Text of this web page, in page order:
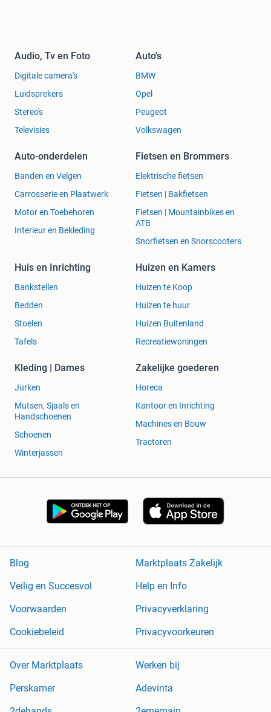
Audio, Tv en Foto
Digitale camera's
Luidsprekers
Stereo's
Televisies
Auto's
BMW
Opel
Peugeot
Volkswagen
Auto-onderdelen
Banden en Velgen
Carrosserie en Plaatwerk
Motor en Toebehoren
Interieur en Bekleding
Fietsen en Brommers
Elektrische fietsen
Fietsen | Bakfietsen
Fietsen | Mountainbikes en
ATB
Snorfietsen en Snorscooters
Huis en Inrichting
Bankstellen
Bedden
Stoelen
Tafels
Huizen en Kamers
Huizen te Koop
Huizen te huur
Huizen Buitenland
Recreatiewoningen
Kleding | Dames
Jurken
Mutsen, Sjaals en
Handschoenen
Schoenen
Winterjassen
Zakelijke goederen
Horeca
Kantoor en Inrichting
Machines en Bouw
Tractoren
Blog
Marktplaats Zakelijk
Veilig en Succesvol
Help en Info
Voorwaarden
Privacyverklaring
Cookiebeleid
Privacyvoorkeuren
Over Marktplaats
Werken bij
Perskamer
Adevinta